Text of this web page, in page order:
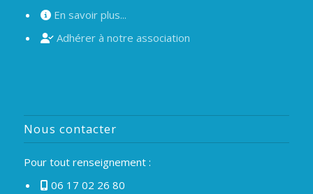
En savoir plus...
Adhérer à notre association
Nous contacter
Pour tout renseignement :
06 17 02 26 80